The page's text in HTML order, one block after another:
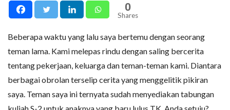
0
Shares
Beberapa waktu yang lalu saya bertemu dengan seorang
teman lama. Kami melepas rindu dengan saling bercerita
tentang pekerjaan, keluarga dan teman-teman kami. Diantara
berbagai obrolan terselip cerita yang menggelitik pikiran
saya. Teman saya ini ternyata sudah menyediakan tabungan